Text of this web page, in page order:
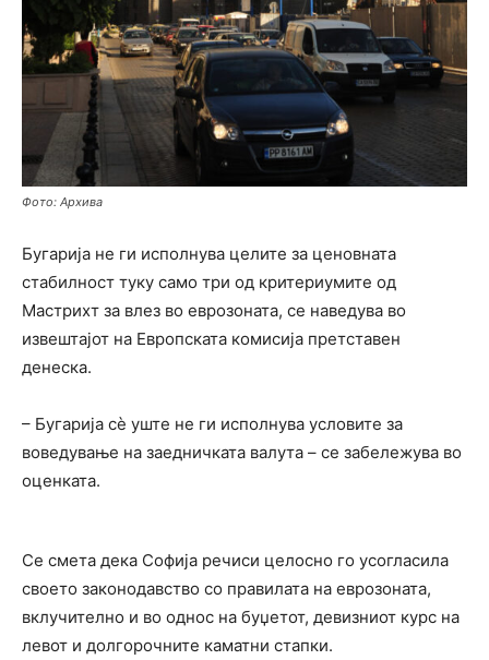
Фото: Архива
Бугарија не ги исполнува целите за ценовната
стабилност туку само три од критериумите од
Мастрихт за влез во еврозоната, се наведува во
извештајот на Европската комисија претставен
денеска.
– Бугарија сѐ уште не ги исполнува условите за
воведување на заедничката валута – се забележува во
оценката.
Се смета дека Софија речиси целосно го усогласила
своето законодавство со правилата на еврозоната,
вклучително и во однос на буџетот, девизниот курс на
левот и долгорочните каматни стапки.